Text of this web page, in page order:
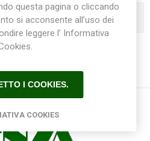
questa pagina o cliccando
si acconsente all’uso dei
leggere l’ Informativa
I COOKIES.
COOKIES